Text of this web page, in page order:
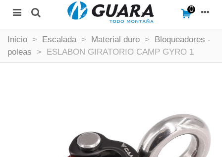
0
Inicio > Escalada > Material duro >
Bloqueadores -
poleas
> ESLABON GIRATORIO CAMP GYRO 1